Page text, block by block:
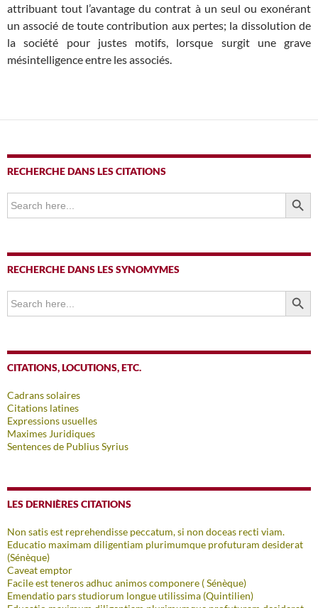
attribuant tout l’avantage du contrat à un seul ou exonérant
un associé de toute contribution aux pertes; la dissolution de
la société pour justes motifs, lorsque surgit une grave
mésintelligence entre les associés.
RECHERCHE DANS LES CITATIONS
Search
for:
SEARCH
RECHERCHE DANS LES SYNOMYMES
Search
for:
SEARCH
CITATIONS, LOCUTIONS, ETC.
Cadrans solaires
Citations latines
Expressions usuelles
Maximes Juridiques
Sentences de Publius Syrius
LES DERNIÈRES CITATIONS
Non satis est reprehendisse peccatum, si non doceas recti viam.
Educatio maximam diligentiam plurimumque profuturam desiderat
(Sénèque)
Caveat emptor
Facile est teneros adhuc animos componere ( Sénèque)
Emendatio pars studiorum longue utilissima (Quintilien)